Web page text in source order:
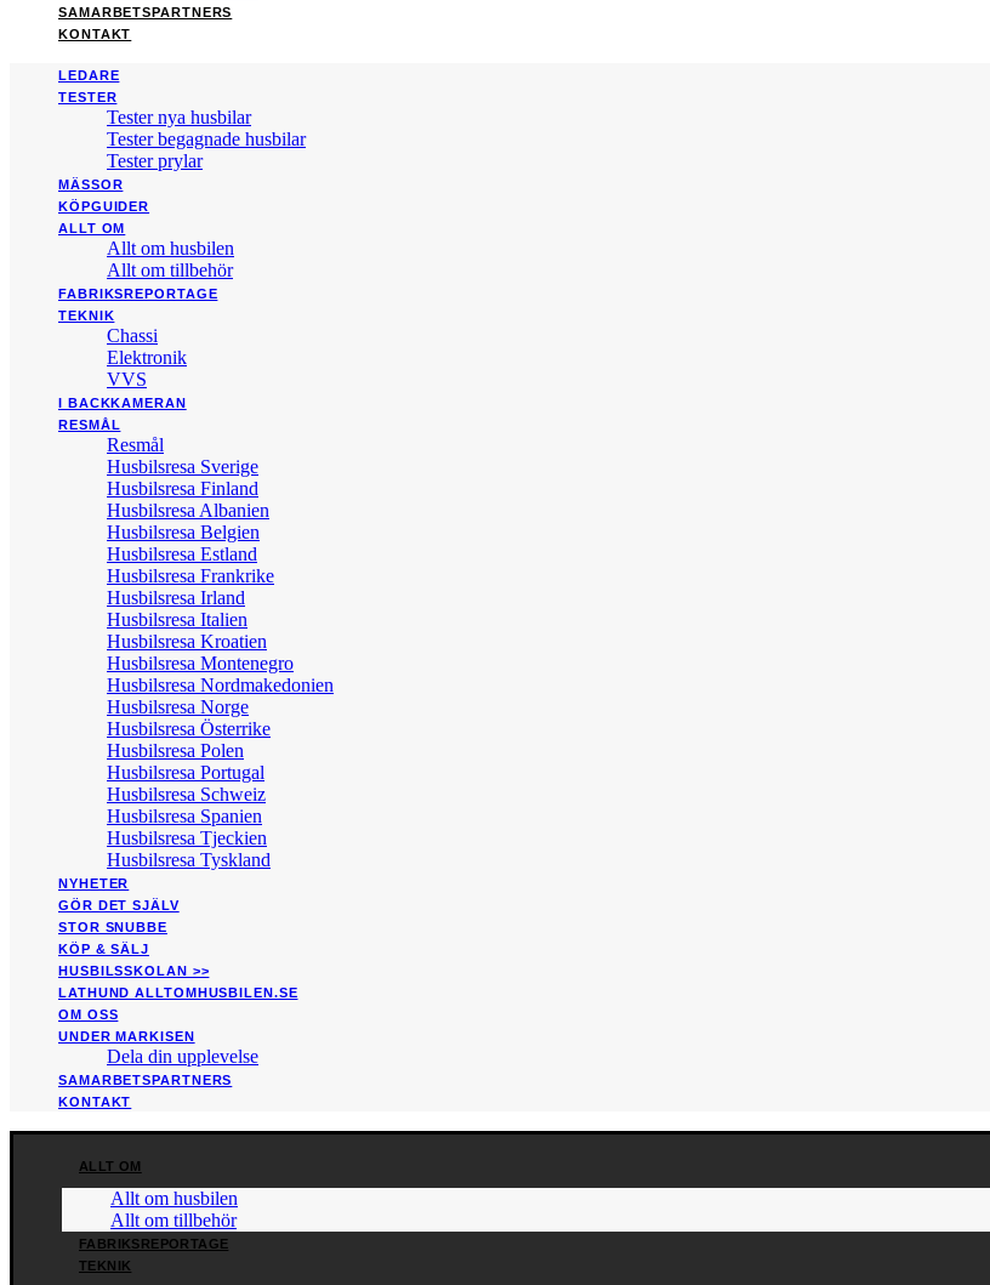
SAMARBETSPARTNERS
KONTAKT
LEDARE
TESTER
Tester nya husbilar
Tester begagnade husbilar
Tester prylar
MÄSSOR
KÖPGUIDER
ALLT OM
Allt om husbilen
Allt om tillbehör
FABRIKSREPORTAGE
TEKNIK
Chassi
Elektronik
VVS
I BACKKAMERAN
RESMÅL
Resmål
Husbilsresa Sverige
Husbilsresa Finland
Husbilsresa Albanien
Husbilsresa Belgien
Husbilsresa Estland
Husbilsresa Frankrike
Husbilsresa Irland
Husbilsresa Italien
Husbilsresa Kroatien
Husbilsresa Montenegro
Husbilsresa Nordmakedonien
Husbilsresa Norge
Husbilsresa Österrike
Husbilsresa Polen
Husbilsresa Portugal
Husbilsresa Schweiz
Husbilsresa Spanien
Husbilsresa Tjeckien
Husbilsresa Tyskland
NYHETER
GÖR DET SJÄLV
STOR SNUBBE
KÖP & SÄLJ
HUSBILSSKOLAN >>
LATHUND ALLTOMHUSBILEN.SE
OM OSS
UNDER MARKISEN
Dela din upplevelse
SAMARBETSPARTNERS
KONTAKT
ALLT OM
Allt om husbilen
Allt om tillbehör
FABRIKSREPORTAGE
TEKNIK